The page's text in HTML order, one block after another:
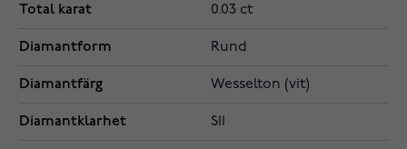
Total karat 0.03 ct
Diamantform Rund
Diamantfärg Wesselton (vit)
Diamantklarhet SI1